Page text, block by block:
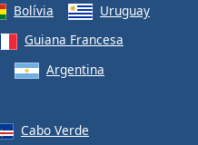
Bolívia
Uruguay
Guiana Francesa
Argentina
Cabo Verde